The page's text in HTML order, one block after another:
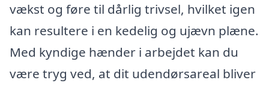
vækst og føre til dårlig trivsel, hvilket igen
kan resultere i en kedelig og ujævn plæne.
Med kyndige hænder i arbejdet kan du
være tryg ved, at dit udendørsareal bliver